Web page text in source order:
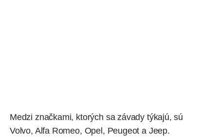
Medzi značkami, ktorých sa závady týkajú, sú
Volvo, Alfa Romeo, Opel, Peugeot a Jeep.